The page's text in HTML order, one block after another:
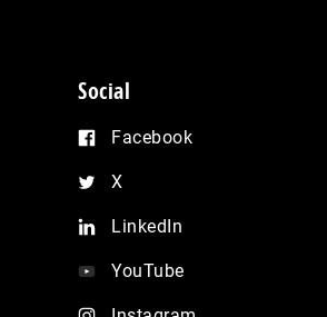
Social
Facebook
X
LinkedIn
YouTube